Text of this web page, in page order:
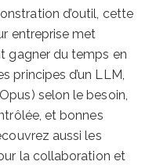
d’outil, cette
entreprise met
gagner du temps en
principes d’un LLM,
selon le besoin,
et bonnes
aussi les
la collaboration et